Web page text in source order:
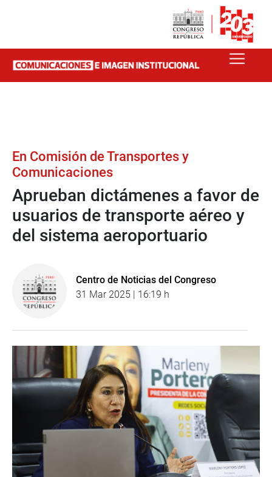
En Comisión de Transportes y
Comunicaciones
Aprueban dictámenes a favor de
usuarios de transporte aéreo y
del sistema aeroportuario
Centro de Noticias del Congreso
31 Mar 2025 | 16:19 h